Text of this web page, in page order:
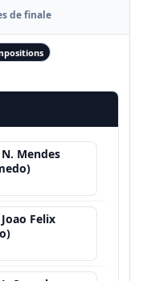
de finale
Mendes
Felix